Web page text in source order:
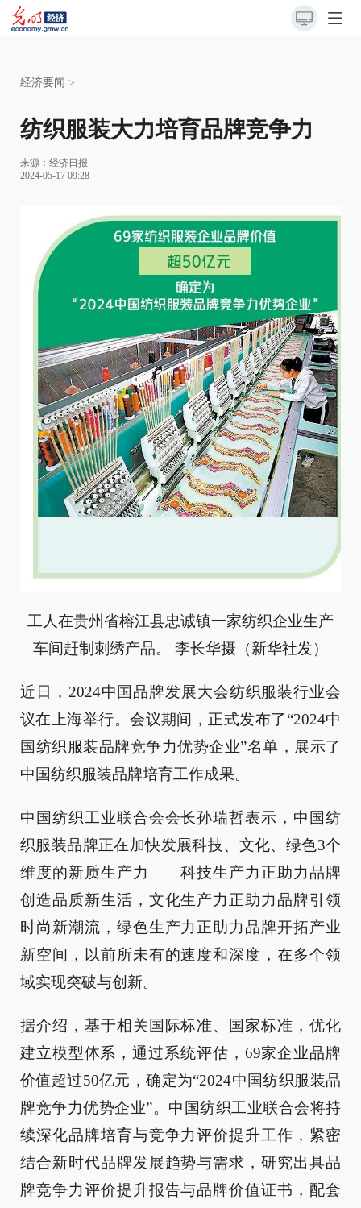
经济要闻 >
纺织服装大力培育品牌竞争力
来源： 经济日报
2024-05-17 09:28
工人在贵州省榕江县忠诚镇一家纺织企业生产
车间赶制刺绣产品。 李长华摄（新华社发）
近日，2024中国品牌发展大会纺织服装行业会
议在上海举行。会议期间，正式发布了“2024中
国纺织服装品牌竞争力优势企业”名单，展示了
中国纺织服装品牌培育工作成果。
中国纺织工业联合会会长孙瑞哲表示，中国纺
织服装品牌正在加快发展科技、文化、绿色3个
维度的新质生产力——科技生产力正助力品牌
创造品质新生活，文化生产力正助力品牌引领
时尚新潮流，绿色生产力正助力品牌开拓产业
新空间，以前所未有的速度和深度，在多个领
域实现突破与创新。
据介绍，基于相关国际标准、国家标准，优化
建立模型体系，通过系统评估，69家企业品牌
价值超过50亿元，确定为“2024中国纺织服装品
牌竞争力优势企业”。中国纺织工业联合会将持
续深化品牌培育与竞争力评价提升工作，紧密
结合新时代品牌发展趋势与需求，研究出具品
牌竞争力评价提升报告与品牌价值证书，配套